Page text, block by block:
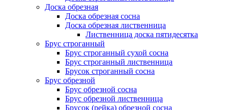
Доска обрезная
Доска обрезная сосна
Доска обрезная лиственница
Лиственница доска пятидесятка
Брус строганный
Брус строганный сухой сосна
Брус строганный лиственница
Брусок строганный сосна
Брус обрезной
Брус обрезной сосна
Брус обрезной лиственница
Брусок (рейка) обрезной сосна